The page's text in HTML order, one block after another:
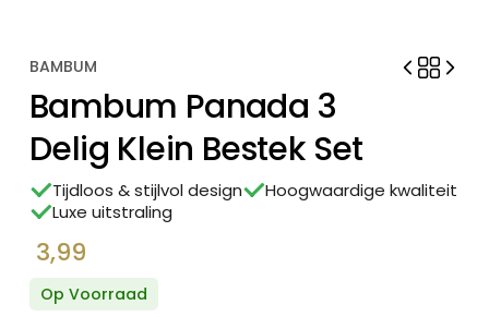
BAMBUM
Bambum Panada 3
Delig Klein Bestek Set
Tijdloos & stijlvol design
Hoogwaardige kwaliteit
Luxe uitstraling
3,99
Op Voorraad